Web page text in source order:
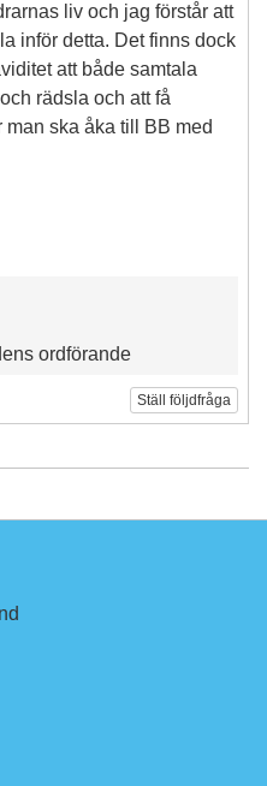
liv och jag förstår att
inför detta. Det finns dock
att både samtala
rädsla och att få
man ska åka till BB med
ordförande
Ställ följdfråga